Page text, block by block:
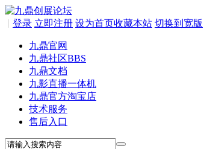
登录
| 立即注册 设为首页收藏本站 切换到宽版
九鼎官网
九鼎社区BBS
九鼎文档
九影直播一体机
九鼎官方淘宝店
技术服务
售后入口